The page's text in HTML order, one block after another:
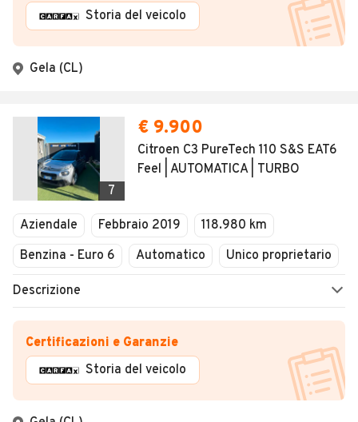
Storia del veicolo
Gela (CL)
7
€ 9.900
Citroen C3 PureTech 110 S&S EAT6
Feel | AUTOMATICA | TURBO
Aziendale Febbraio 2019
118.980 km
Benzina - Euro 6
Automatico Unico proprietario
Descrizione
Certificazioni e Garanzie
Storia del veicolo